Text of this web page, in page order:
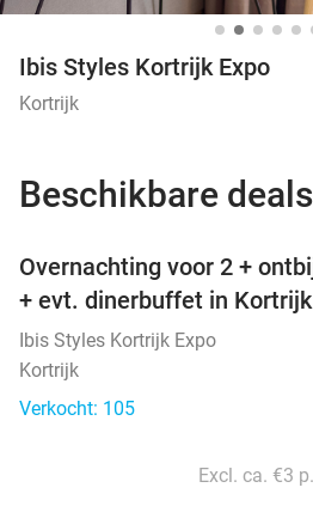
Ibis Styles Kortrijk Expo
Kortrijk
Beschikbare deals
Overnachting voor 2 +
+ evt. dinerbuffet in Kortrijk
Ibis Styles Kortrijk Expo
Kortrijk
Verkocht: 105
Excl. ca. €3